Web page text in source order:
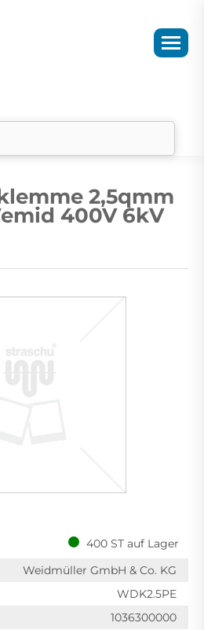
2,5qmm
400V 6kV
400 ST auf Lager
Weidmüller GmbH & Co. KG
WDK2.5PE
1036300000